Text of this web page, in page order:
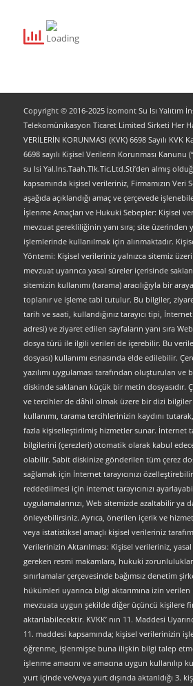
Copyright © 2016-2025 İzomont Su Isı Yalıtım
Telekomünikasyon Ticaret Limited Sirketi Her
VERİLERİN KORUNMASI (KVK) 6698 Sayılı
6698 sayılı Kişisel Verilerin Korunması Kanunu
su Isi Yal.Ins.Taah.Tlk.Tic.Ltd.Sti’den almış
kapsamında kişisel verileriniz, Firmamızın Veri
aşağıda açıklandığı amaç ve çerçevede
İşlenme Amaçları ve Hukuki Sebepler: Kişisel
mevzuat gerekliliğinin yanı sıra; site üzerinden
işlemlerinde kullanılmak için alınmaktadır.
Yöntemi: Kişisel verileriniz yalnızca sitemiz
mevzuat uyarınca yasal süreler içerisinde
sitemizin kullanımı (tarama) aracılığıyla bir
toplanır ve işleme tabi tutulur. Bu bilgiler,
tarih ve saati, kullandığınız tarayıcı tipi,
adresi) ve ziyaret edilen sayfaların yanı sıra
dosya türü ile ilgili verileri de içerebilir. Bu
dosyası) kullanımı esnasında elde edilebilir.
yazılımı uygulaması tarafından oluşturulan ve
diskinde saklanan küçük bir metin dosyasıdır.
ve tercihler de dâhil olmak üzere bir dizi bilgiler
kullanımı, tarama tercihlerinizin kaydını
fazla kişiselleştirilmiş hizmetler sunar. İnternet
bilgilerini (çerezleri) otomatik olarak kabul
olabilir. Sabit diskinize gönderilen tüm çerez
sağlamak için İnternet tarayıcınızı
reddedilmesi için internet tarayıcınızı
uygulamalarınızı, Web sitemizde azaltabilir ya
önleyebilirsiniz. Ayrıca, önerilen içerik ve
veya istatistiksel amaçlı kişisel verileriniz
Verilerinizin Aktarılması: Kişisel verileriniz, yasal
gereken resmi makamlara, hukuki
sınırlamalar çerçevesinde bağımsız denetim
hükümleri uyarınca bilgi aktarımına izin
mevzuata uygun şekilde diğer üçüncü kişilere
aktarılabilecektir. KVKK’ nın 11. Maddesi
11. maddesi kapsamında; kişisel verilerinizin
öğrenme, işlenmişse buna ilişkin bilgi talep
işlenme amacını ve amacına uygun kullanılıp
yurt içinde ve/veya yurt dışında aktarıldığı 3.